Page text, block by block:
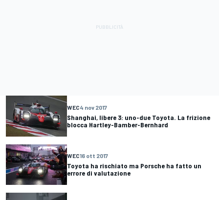
WEC4 nov 2017
Shanghai, libere 3: uno-due Toyota. La frizione
blocca Hartley-Bamber-Bernhard
WEC16 ott 2017
Toyota ha rischiato ma Porsche ha fatto un
errore di valutazione